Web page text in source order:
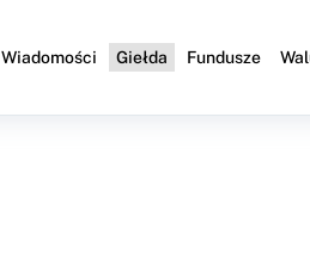
Wiadomości Giełda Fundusze